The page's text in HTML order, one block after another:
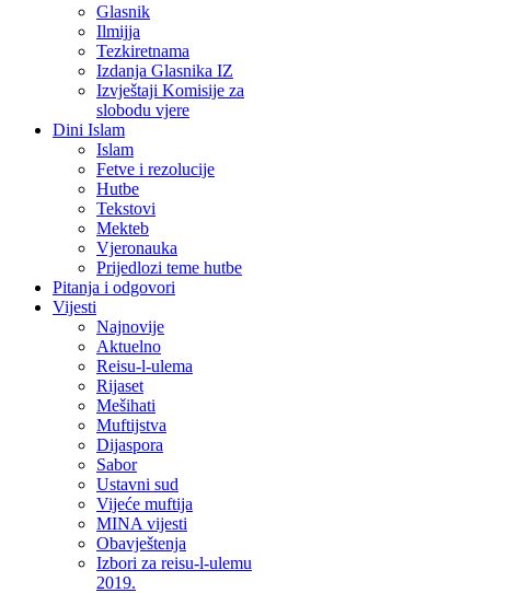
Glasnik
Ilmijja
Tezkiretnama
Izdanja Glasnika IZ
Izvještaji Komisije za
slobodu vjere
Dini Islam
Islam
Fetve i rezolucije
Hutbe
Tekstovi
Mekteb
Vjeronauka
Prijedlozi teme hutbe
Pitanja i odgovori
Vijesti
Najnovije
Aktuelno
Reisu-l-ulema
Rijaset
Mešihati
Muftijstva
Dijaspora
Sabor
Ustavni sud
Vijeće muftija
MINA vijesti
Obavještenja
Izbori za reisu-l-ulemu
2019.